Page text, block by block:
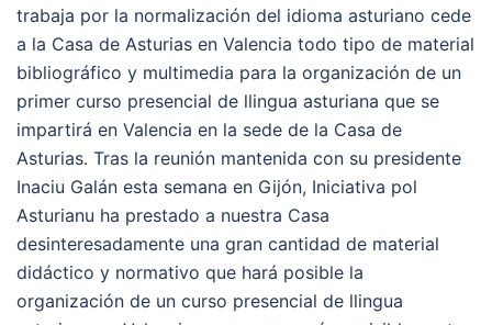
trabaja por la normalización del idioma asturiano cede
a la Casa de Asturias en Valencia todo tipo de material
bibliográfico y multimedia para la organización de un
primer curso presencial de llingua asturiana que se
impartirá en Valencia en la sede de la Casa de
Asturias. Tras la reunión mantenida con su presidente
Inaciu Galán esta semana en Gijón, Iniciativa pol
Asturianu ha prestado a nuestra Casa
desinteresadamente una gran cantidad de material
didáctico y normativo que hará posible la
organización de un curso presencial de llingua